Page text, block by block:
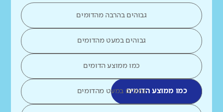
גבוהים בהרבה מהדומים
גבוהים במעט מהדומים
כמו ממוצע הדומים
כמו ממוצע הדומיםנמוכים במעט מהדומים